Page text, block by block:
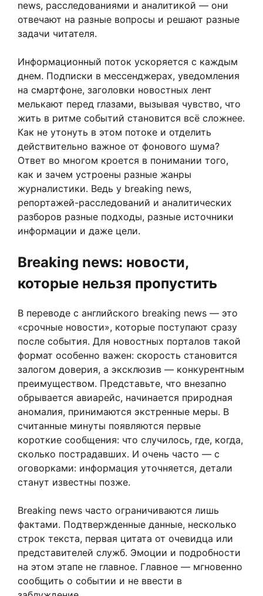
news, расследованиями и аналитикой — они
отвечают на разные вопросы и решают разные
задачи читателя.
Информационный поток ускоряется с каждым
днем. Подписки в мессенджерах, уведомления
на смартфоне, заголовки новостных лент
мелькают перед глазами, вызывая чувство, что
жить в ритме событий становится всё сложнее.
Как не утонуть в этом потоке и отделить
действительно важное от фонового шума?
Ответ во многом кроется в понимании того,
как и зачем устроены разные жанры
журналистики. Ведь у breaking news,
репортажей-расследований и аналитических
разборов разные подходы, разные источники
информации и даже цели.
Breaking news: новости,
которые нельзя пропустить
В переводе с английского breaking news — это
«срочные новости», которые поступают сразу
после события. Для новостных порталов такой
формат особенно важен: скорость становится
залогом доверия, а эксклюзив — конкурентным
преимуществом. Представьте, что внезапно
обрывается авиарейс, начинается природная
аномалия, принимаются экстренные меры. В
считанные минуты появляются первые
короткие сообщения: что случилось, где, когда,
сколько пострадавших. И очень часто — с
оговорками: информация уточняется, детали
станут известны позже.
Breaking news часто ограничиваются лишь
фактами. Подтвержденные данные, несколько
строк текста, первая цитата от очевидца или
представителей служб. Эмоции и подробности
на этом этапе не главное. Главное — мгновенно
сообщить о событии и не ввести в